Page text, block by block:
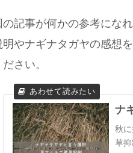
の記事が何かの参考にな
明やナギナタガヤの感想
さい。
ナ
秋
草